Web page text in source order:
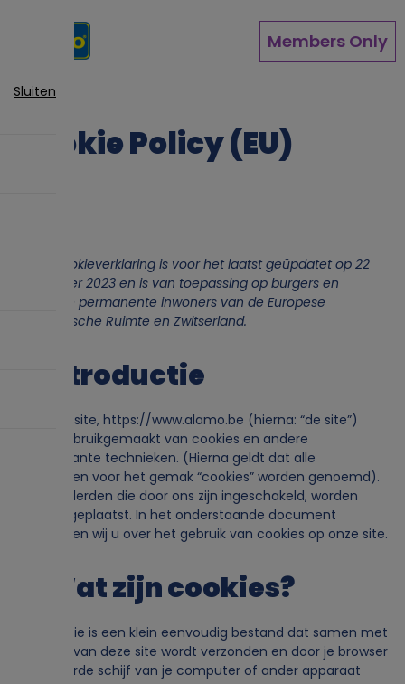
inhoud
Members Only
Sluiten
Cookie Policy (EU)
Deze Cookieverklaring is voor het laatst geüpdatet op 22
november 2023 en is van toepassing op burgers en
wettelijke permanente inwoners van de Europese
Economische Ruimte en Zwitserland.
1. Introductie
Op onze site, https://www.alamo.be (hierna: “de site”)
wordt gebruikgemaakt van cookies en andere
aanverwante technieken. (Hierna geldt dat alle
technieken voor het gemak “cookies” worden genoemd).
Ook via derden die door ons zijn ingeschakeld, worden
cookies geplaatst. In het onderstaande document
informeren wij u over het gebruik van cookies op onze site.
2. Wat zijn cookies?
Een cookie is een klein eenvoudig bestand dat samen met
pagina's van deze site wordt verzonden en door je browser
op de harde schijf van je computer of ander apparaat